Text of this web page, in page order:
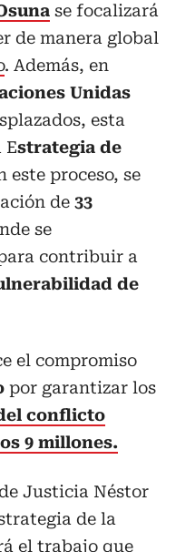
se focalizará
de manera global
. Además, en
Unidas
esta
Estrategia de
este proceso, se
de 33
se
contribuir a
de
el compromiso
por garantizar los
conflicto
9 millones.
Justicia Néstor
de la
el trabajo que